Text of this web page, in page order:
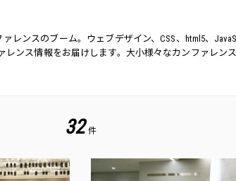
レンスのブーム。ウェブデザイン、CSS、html5、
レンス情報をお届けします。大小様々なカンファレン
32 件